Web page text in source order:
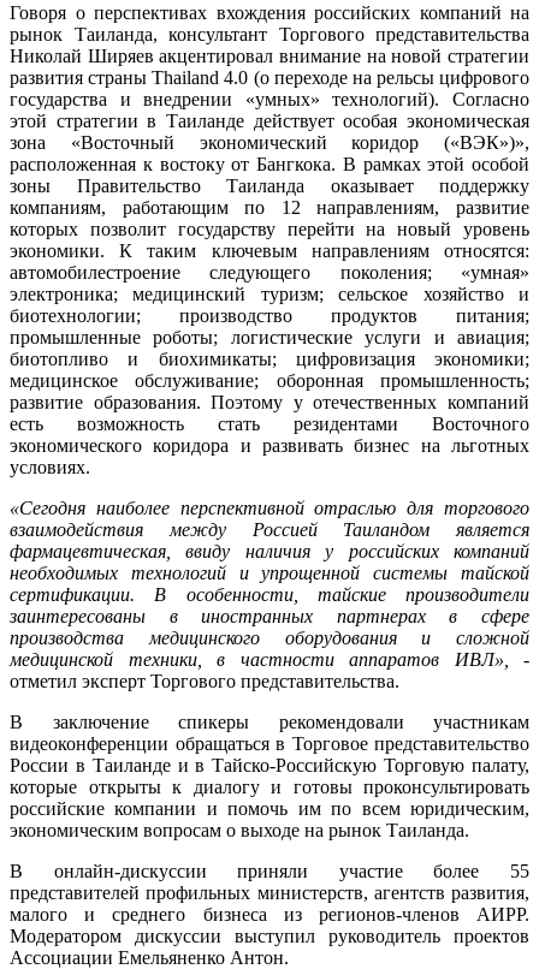
Говоря о перспективах вхождения российских компаний на
рынок Таиланда, консультант Торгового представительства
Николай Ширяев акцентировал внимание на новой стратегии
развития страны Thailand 4.0 (о переходе на рельсы цифрового
государства и внедрении «умных» технологий). Согласно
этой стратегии в Таиланде действует особая экономическая
зона «Восточный экономический коридор («ВЭК»)»,
расположенная к востоку от Бангкока. В рамках этой особой
зоны Правительство Таиланда оказывает поддержку
компаниям, работающим по 12 направлениям, развитие
которых позволит государству перейти на новый уровень
экономики. К таким ключевым направлениям относятся:
автомобилестроение следующего поколения; «умная»
электроника; медицинский туризм; сельское хозяйство и
биотехнологии; производство продуктов питания;
промышленные роботы; логистические услуги и авиация;
биотопливо и биохимикаты; цифровизация экономики;
медицинское обслуживание; оборонная промышленность;
развитие образования. Поэтому у отечественных компаний
есть возможность стать резидентами Восточного
экономического коридора и развивать бизнес на льготных
условиях.
«Сегодня наиболее перспективной отраслью для торгового
взаимодействия между Россией Таиландом является
фармацевтическая, ввиду наличия у российских компаний
необходимых технологий и упрощенной системы тайской
сертификации. В особенности, тайские производители
заинтересованы в иностранных партнерах в сфере
производства медицинского оборудования и сложной
медицинской техники, в частности аппаратов ИВЛ»,
-
отметил эксперт Торгового представительства.
В заключение спикеры рекомендовали участникам
видеоконференции обращаться в Торговое представительство
России в Таиланде и в Тайско-Российскую Торговую палату,
которые открыты к диалогу и готовы проконсультировать
российские компании и помочь им по всем юридическим,
экономическим вопросам о выходе на рынок Таиланда.
В онлайн-дискуссии приняли участие более 55
представителей профильных министерств, агентств развития,
малого и среднего бизнеса из регионов-членов АИРР.
Модератором дискуссии выступил руководитель проектов
Ассоциации Емельяненко Антон.